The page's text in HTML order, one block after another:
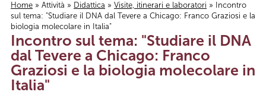
Tu sei qui
Home » Attività » Didattica » Visite, itinerari e laboratori » Incontro
sul tema: "Studiare il DNA dal Tevere a Chicago: Franco Graziosi e la
biologia molecolare in Italia"
Incontro sul tema: "Studiare il DNA
dal Tevere a Chicago: Franco
Graziosi e la biologia molecolare in
Italia"